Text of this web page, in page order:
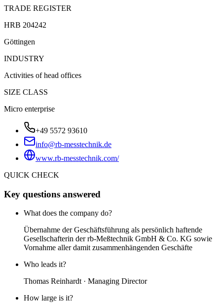
TRADE REGISTER
HRB 204242
Göttingen
INDUSTRY
Activities of head offices
SIZE CLASS
Micro enterprise
+49 5572 93610
info@rb-messtechnik.de
www.rb-messtechnik.com/
QUICK CHECK
Key questions answered
What does the company do?
Übernahme der Geschäftsführung als persönlich haftende
Gesellschafterin der rb-Meßtechnik GmbH & Co. KG sowie
Vornahme aller damit zusammenhängenden Geschäfte
Who leads it?
Thomas Reinhardt · Managing Director
How large is it?